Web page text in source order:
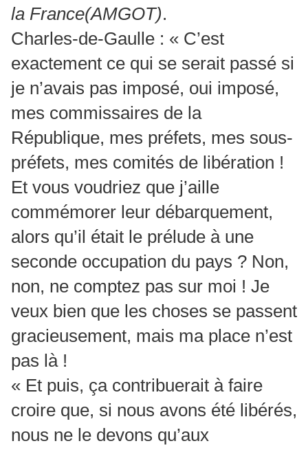
la France(AMGOT).
Charles-de-Gaulle : « C’est
exactement ce qui se serait passé si
je n’avais pas imposé, oui imposé,
mes commissaires de la
République, mes préfets, mes sous-
préfets, mes comités de libération !
Et vous voudriez que j’aille
commémorer leur débarquement,
alors qu’il était le prélude à une
seconde occupation du pays ? Non,
non, ne comptez pas sur moi ! Je
veux bien que les choses se passent
gracieusement, mais ma place n’est
pas là !
« Et puis, ça contribuerait à faire
croire que, si nous avons été libérés,
nous ne le devons qu’aux